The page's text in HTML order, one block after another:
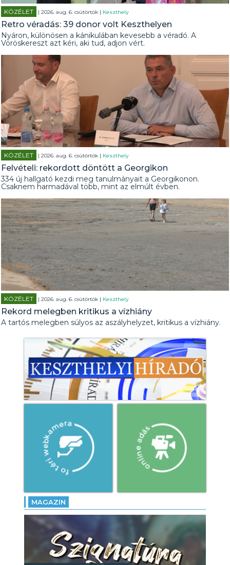
KÖZÉLET | 2026. aug. 6. csütörtök | Keszthely
Retro véradás: 39 donor volt Keszthelyen
Nyáron, különösen a kánikulában kevesebb a véradó. A
Vöröskereszt azt kéri, aki tud, adjon vért.
KÖZÉLET | 2026. aug. 6. csütörtök | Keszthely
Felvételi: rekordott döntött a Georgikon
334 új hallgató kezdi meg tanulmányait a Georgikonon.
Csaknem harmadával több, mint az elmúlt évben.
KÖZÉLET | 2026. aug. 6. csütörtök | Keszthely
Rekord melegben kritikus a vízhiány
A tartós melegben súlyos az aszályhelyzet, kritikus a vízhiány.
MAGAZIN